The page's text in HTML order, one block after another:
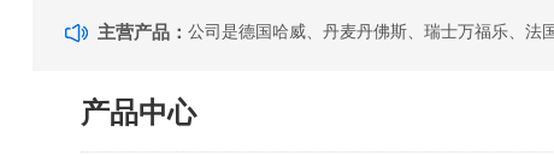
主营产品：
产品中心